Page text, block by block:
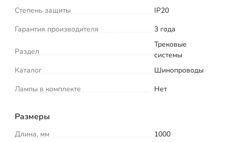
Степень защиты
IP20
Гарантия производителя
3 года
Раздел
Трековые
системы
Каталог
Шинопроводы
Лампы в комплекте
Нет
Размеры
Длина, мм
1000